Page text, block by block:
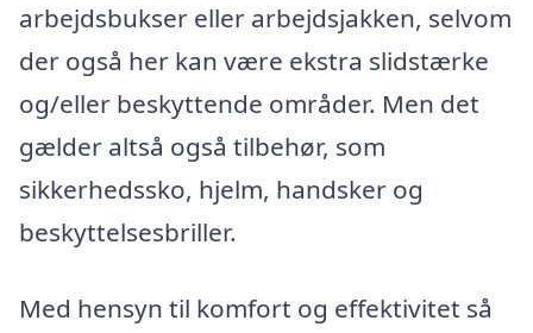
arbejdsbukser eller arbejdsjakken, selvom
der også her kan være ekstra slidstærke
og/eller beskyttende områder. Men det
gælder altså også tilbehør, som
sikkerhedssko, hjelm, handsker og
beskyttelsesbriller.
Med hensyn til komfort og effektivitet så